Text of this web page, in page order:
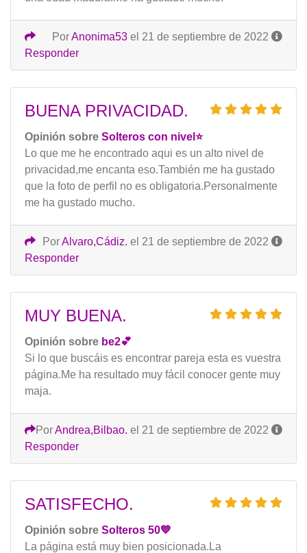
PorAnonima53 el 21 de septiembre de 2022
Responder
BUENA PRIVACIDAD.
Opinión sobre Solteros con nivel⭐️
Lo que me he encontrado aqui es un alto nivel de
privacidad,me encanta eso.También me ha gustado
que la foto de perfil no es obligatoria.Personalmente
me ha gustado mucho.
PorAlvaro,Cádiz. el 21 de septiembre de 2022
Responder
MUY BUENA.
Opinión sobre be2💕
Si lo que buscáis es encontrar pareja esta es vuestra
página.Me ha resultado muy fácil conocer gente muy
maja.
PorAndrea,Bilbao. el 21 de septiembre de 2022
Responder
SATISFECHO.
Opinión sobre Solteros 50💙
La página está muy bien posicionada.La